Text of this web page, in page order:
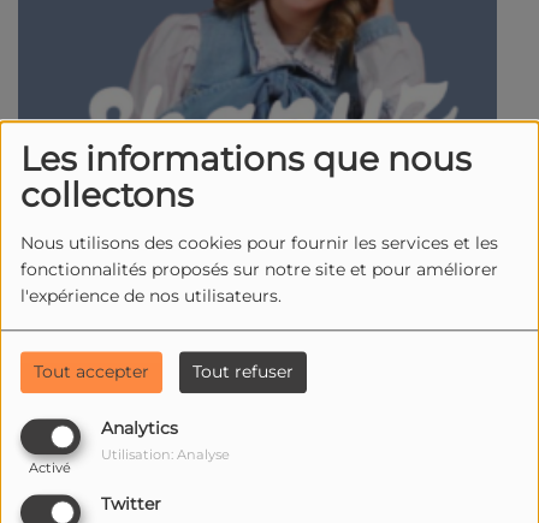
Les informations que nous
collectons
Nous utilisons des cookies pour fournir les services et les
fonctionnalités proposés sur notre site et pour améliorer
l'expérience de nos utilisateurs.
Tout accepter Tout refuser
Analytics
Activé
Utilisation: Analyse
Twitter